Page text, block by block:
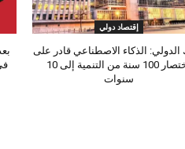
إقتصاد دولي
الدولي: الذكاء الاصطناعي قادر على
اختصار 100 سنة من التنمية إلى 10
سنوات